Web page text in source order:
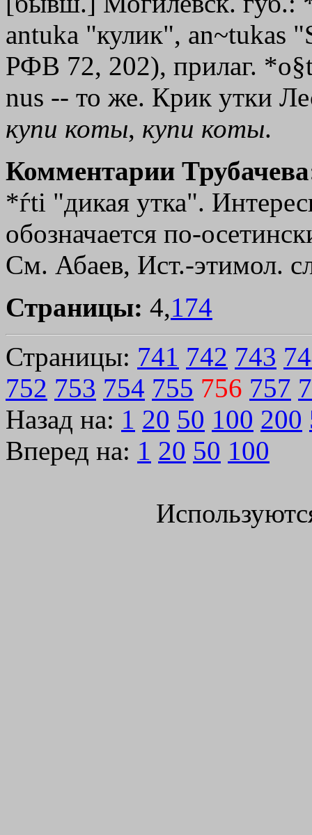
antuka "кулик", an~tukas
РФВ 72, 202), прилаг.
nus -- то же. Крик утки
купи коты, купи коты.
Комментарии
*ѓti "дикая утка".
обозначается по-
См. Абаев, Ист.-этимол.
Страницы: 4,174
Страницы: 741 742 743
752 753 754 755 756 757
Назад на: 1 20 50 100 200
Вперед на: 1 20 50 100